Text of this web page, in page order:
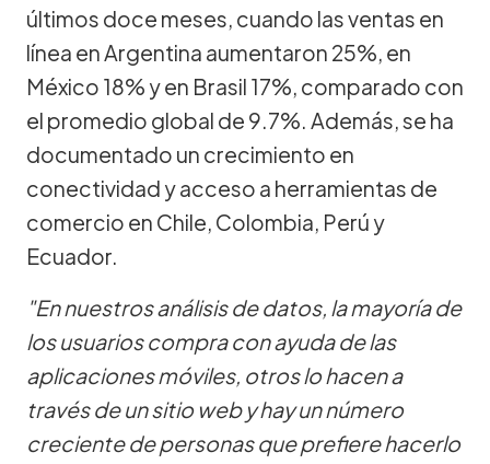
últimos doce meses, cuando las ventas en
línea en Argentina aumentaron 25%, en
México 18% y en Brasil 17%, comparado con
el promedio global de 9.7%. Además, se ha
documentado un crecimiento en
conectividad y acceso a herramientas de
comercio en Chile, Colombia, Perú y
Ecuador.
"En nuestros análisis de datos, la mayoría de
los usuarios compra con ayuda de las
aplicaciones móviles, otros lo hacen a
través de un sitio web y hay un número
creciente de personas que prefiere hacerlo